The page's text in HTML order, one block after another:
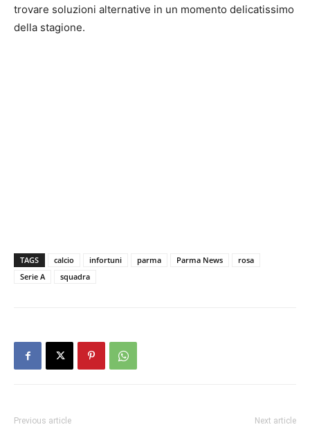
trovare soluzioni alternative in un momento delicatissimo
della stagione.
TAGS calcio infortuni parma Parma News
rosa
Serie A
squadra
Previous article Next article